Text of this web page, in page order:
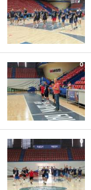
0
0